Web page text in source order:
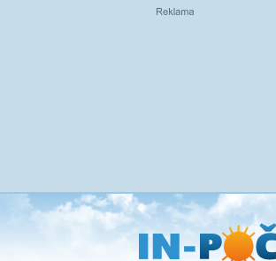
Přejít
na
hlavní
obsah